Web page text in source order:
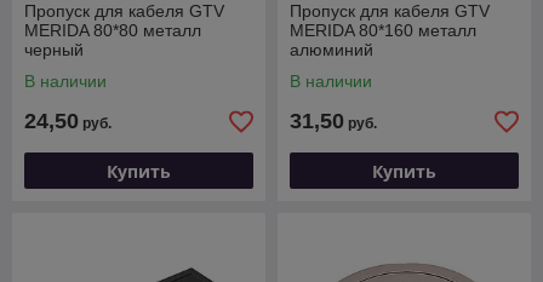
Пропуск для кабеля GTV
MERIDA 80*80 металл
черный
В наличии
24,50 руб.
Купить
Пропуск для кабеля GTV
MERIDA 80*160 металл
алюминий
В наличии
31,50 руб.
Купить